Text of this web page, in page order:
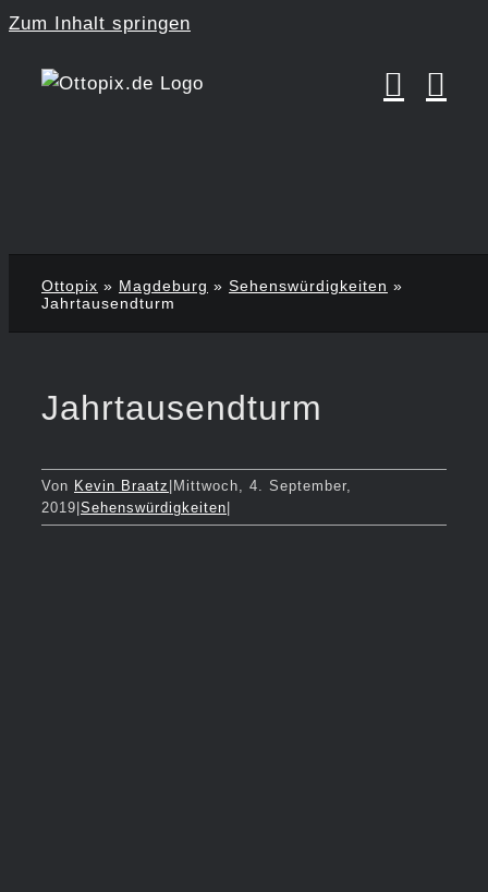
Zum Inhalt springen
Ottopix » Magdeburg » Sehenswürdigkeiten »
Jahrtausendturm
Jahrtausendturm
Von Kevin Braatz Mittwoch, 4. September,
2019 Sehenswürdigkeiten